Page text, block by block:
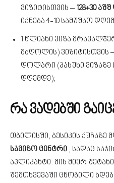
ვიზიტისთვის –128+30
იქნება 4-10 სამუშაო
1 წლიანი ვიზა
მძღოლის) ვიზიტისთვის
დოლარი (პასუხი ვიზაზე
დღემდე);
რა ვადებში
თბილისში, ბესიკის ქუჩაზე
სავიზო ცენტრი , სადაც
აპლიკანტი. მის მიერ
შემთხვევაში ცნობილი